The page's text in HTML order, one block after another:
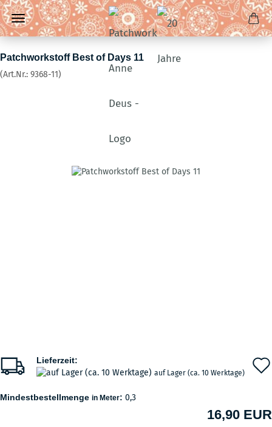
Patchworkstoff Best of Days 11
(Art.Nr.: 9368-11)
Lieferzeit:
auf Lager (ca. 10 Werktage)
Mindestbestellmenge in Meter: 0,3
16,90 EUR